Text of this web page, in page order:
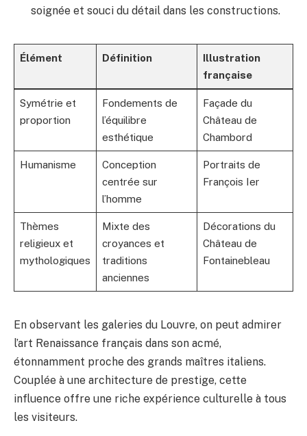
soignée et souci du détail dans les constructions.
Élément Définition
Illustration
française
Symétrie et
proportion
Fondements de
l’équilibre
esthétique
Façade du
Château de
Chambord
Humanisme
Conception
centrée sur
l’homme
Portraits de
François Ier
Thèmes
religieux et
mythologiques
Mixte des
croyances et
traditions
anciennes
Décorations du
Château de
Fontainebleau
En observant les galeries du Louvre, on peut admirer
l’art Renaissance français dans son acmé,
étonnamment proche des grands maîtres italiens.
Couplée à une architecture de prestige, cette
influence offre une riche expérience culturelle à tous
les visiteurs.